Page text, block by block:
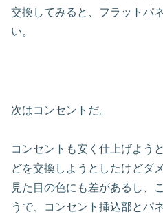
交換してみると、フラットパ
い。
次はコンセントだ。
コンセントも安く仕上げよう
どを交換しようとしたけどダ
見た目の色にも差があるし、
うで、コンセント挿込部とパ